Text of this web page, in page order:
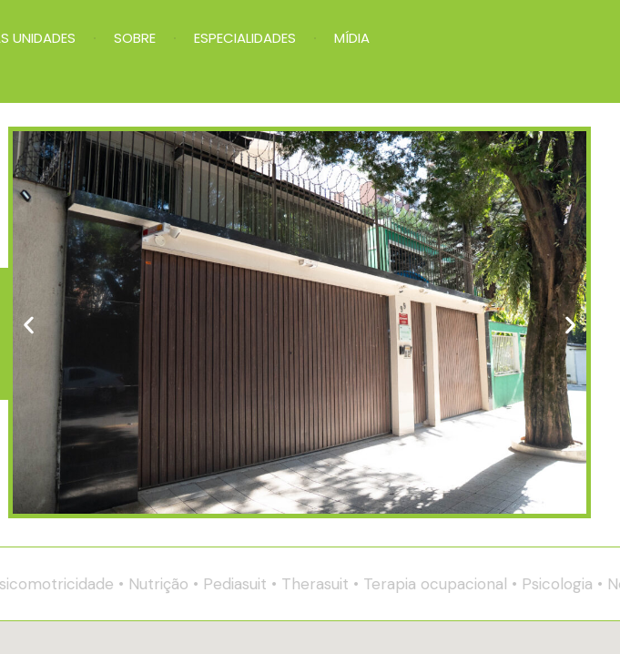
UNIDADES SOBRE ESPECIALIDADES MÍDIA
• Nutrição • Pediasuit • Therasuit • Terapia ocupacional • Psicologia